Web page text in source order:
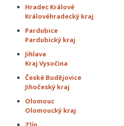
Hradec Králové
Královéhradecký kraj
Pardubice
Pardubický kraj
Jihlava
Kraj Vysočina
České Budějovice
Jihočeský kraj
Olomouc
Olomoucký kraj